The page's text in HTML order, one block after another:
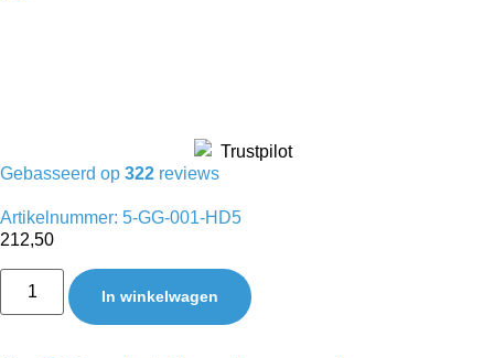
Gebasseerd op 322 reviews
Artikelnummer: 5-GG-001-HD5
212,50
In winkelwagen